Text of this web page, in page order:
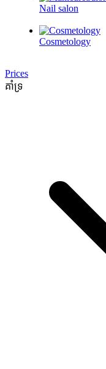
Nail salon
Cosmetology
Prices
គាំទ្រ